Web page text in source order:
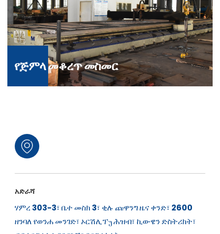
የጅምላ መቆረጥ መስመር
አድራሻ
ሃምረ 303-3፣ ቤተ መስክ 3፣ ቂሉ ጩዋንግ ዜና ቀንድ፣ 2600
ዘንባለ የወንሐ መንገድ፣ ኦርሽሊፕუ ሕዝብ፣ ኪውዌን ድስትሪክት፣